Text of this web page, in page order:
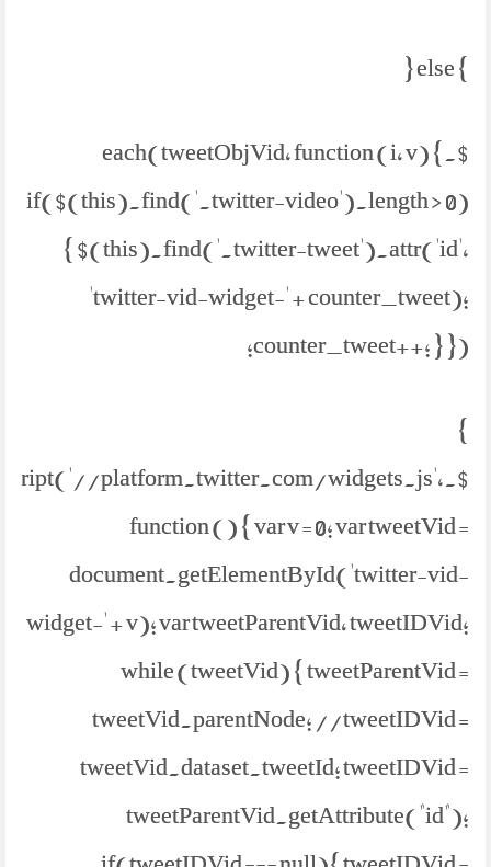
} else {
$.each(tweetObjVid, function (i, v) {
if($(this).find('.twitter-video').length > 0)
{ $(this).find('.twitter-tweet').attr('id',
'twitter-vid-widget-' + counter_tweet);
counter_tweet++; } });
}
platform.twitter.com/widgets.js',
function () { var v = 0; var tweetVid =
document.getElementById('twitter-vid-
widget-' + v); var tweetParentVid, tweetIDVid;
while (tweetVid) { tweetParentVid =
tweetVid.parentNode; //tweetIDVid =
tweetVid.dataset.tweetId; tweetIDVid =
tweetParentVid.getAttribute("id");